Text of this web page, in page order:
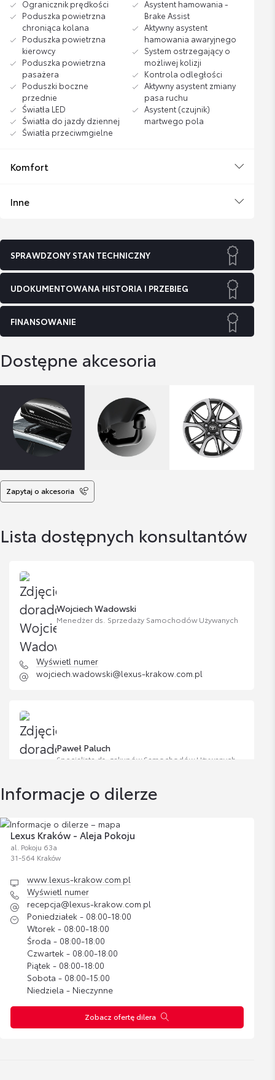
Ogranicznik prędkości
Poduszka powietrzna
chroniąca kolana
Poduszka powietrzna
kierowcy
Poduszka powietrzna
pasażera
Poduszki boczne
przednie
Światła LED
Światła do jazdy dziennej
Światła przeciwmgielne
Asystent hamowania -
Brake Assist
Aktywny asystent
hamowania awaryjnego
System ostrzegający o
możliwej kolizji
Kontrola odległości
Aktywny asystent zmiany
pasa ruchu
Asystent (czujnik)
martwego pola
Komfort
Inne
SPRAWDZONY STAN TECHNICZNY
UDOKUMENTOWANA HISTORIA I PRZEBIEG
FINANSOWANIE
Dostępne akcesoria
Zapytaj o akcesoria
Lista dostępnych konsultantów
Wojciech Wadowski
Menedżer ds. Sprzedaży Samochodów Używanych
Wyświetl numer
wojciech.wadowski@lexus-krakow.com.pl
Paweł Paluch
Specjalista ds. zakupów Samochodów Używanych
Wyświetl numer
Mateusz Kopeć
Doradca ds. sprzedazy
Wyświetl numer
uzywane@toyota.radom.pl
Mariusz Gaweł
Informacje o dilerze
Lexus Kraków - Aleja Pokoju
al. Pokoju 63a
31-564 Kraków
www.lexus-krakow.com.pl
Wyświetl numer
recepcja@lexus-krakow.com.pl
Poniedziałek - 08:00-18:00
Wtorek - 08:00-18:00
Środa - 08:00-18:00
Czwartek - 08:00-18:00
Piątek - 08:00-18:00
Sobota - 08:00-15:00
Niedziela - Nieczynne
Zobacz ofertę dilera